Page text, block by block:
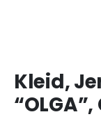
Kleid,
“OLGA”,